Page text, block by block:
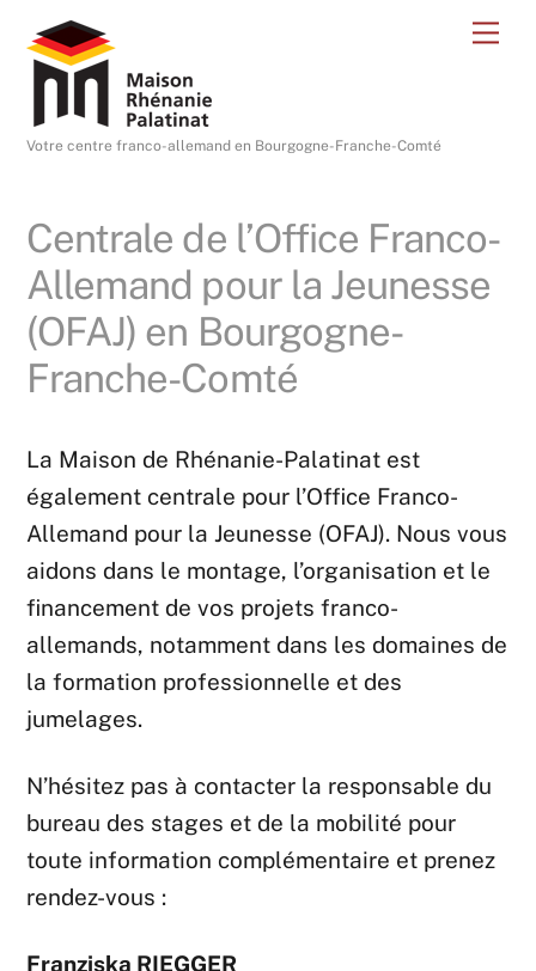
content
Votre centre franco-allemand en Bourgogne-Franche-Comté
Centrale de l’Office Franco-
Allemand pour la Jeunesse
(OFAJ) en Bourgogne-
Franche-Comté
La Maison de Rhénanie-Palatinat est
également centrale pour l’Office Franco-
Allemand pour la Jeunesse (OFAJ). Nous vous
aidons dans le montage, l’organisation et le
financement de vos projets franco-
allemands, notamment dans les domaines de
la formation professionnelle et des
jumelages.
N’hésitez pas à contacter la responsable du
bureau des stages et de la mobilité pour
toute information complémentaire et prenez
rendez-vous :
Franziska RIEGGER